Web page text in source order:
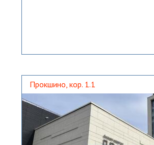
Прокшино, кор. 1.1